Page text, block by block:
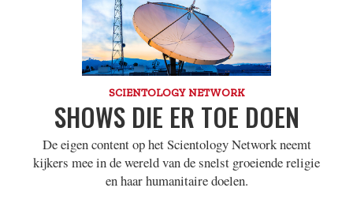
SCIENTOLOGY NETWORK
SHOWS DIE ER TOE DOEN
De eigen content op het Scientology Network neemt
kijkers mee in de wereld van de snelst groeiende religie
en haar humanitaire doelen.